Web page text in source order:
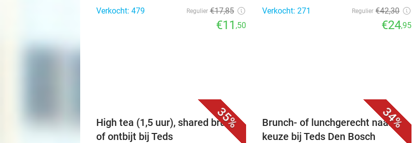
Verkocht: 479 Regulier €17,85
€11 ,50
Verkocht: 271 Regulier €42,30
€24,95
35%
High tea (1,5 uur), shared brunch
of ontbijt bij Teds
34%
Brunch- of lunchgerecht naar
keuze bij Teds Den Bosch